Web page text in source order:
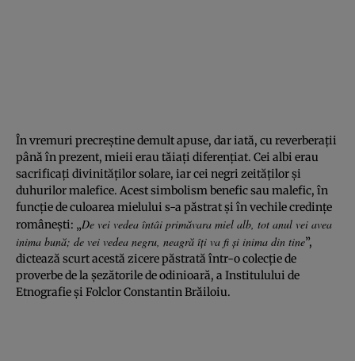
În vremuri precreştine demult apuse, dar iată, cu reverberaţii
până în prezent, mieii erau tăiaţi diferenţiat. Cei albi erau
sacrificaţi divinităţilor solare, iar cei negri zeităţilor şi
duhurilor malefice. Acest simbolism benefic sau malefic, în
funcţie de culoarea mielului s-a păstrat şi în vechile credinţe
româneşti: „De vei vedea întâi primăvara miel alb, tot anul vei avea
inima bună; de vei vedea negru, neagră îţi va fi şi inima din tine”,
dictează scurt acestă zicere păstrată într-o colecţie de
proverbe de la şezătorile de odinioară, a Institulului de
Etnografie şi Folclor Constantin Brăiloiu.